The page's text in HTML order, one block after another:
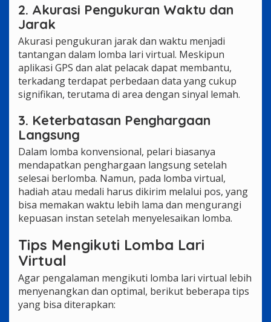
2. Akurasi Pengukuran Waktu dan
Jarak
Akurasi pengukuran jarak dan waktu menjadi
tantangan dalam lomba lari virtual. Meskipun
aplikasi GPS dan alat pelacak dapat membantu,
terkadang terdapat perbedaan data yang cukup
signifikan, terutama di area dengan sinyal lemah.
3. Keterbatasan Penghargaan
Langsung
Dalam lomba konvensional, pelari biasanya
mendapatkan penghargaan langsung setelah
selesai berlomba. Namun, pada lomba virtual,
hadiah atau medali harus dikirim melalui pos, yang
bisa memakan waktu lebih lama dan mengurangi
kepuasan instan setelah menyelesaikan lomba.
Tips Mengikuti Lomba Lari
Virtual
Agar pengalaman mengikuti lomba lari virtual lebih
menyenangkan dan optimal, berikut beberapa tips
yang bisa diterapkan: